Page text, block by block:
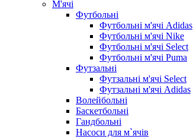
М'ячі
Футбольні
Футбольні м'ячі Adidas
Футбольні м'ячі Nike
Футбольні м'ячі Select
Футбольні м'ячі Puma
Футзальні
Футзальні м'ячі Select
Футзальні м'ячі Adidas
Волейбольні
Баскетбольні
Гандбольні
Насоси для м`ячів